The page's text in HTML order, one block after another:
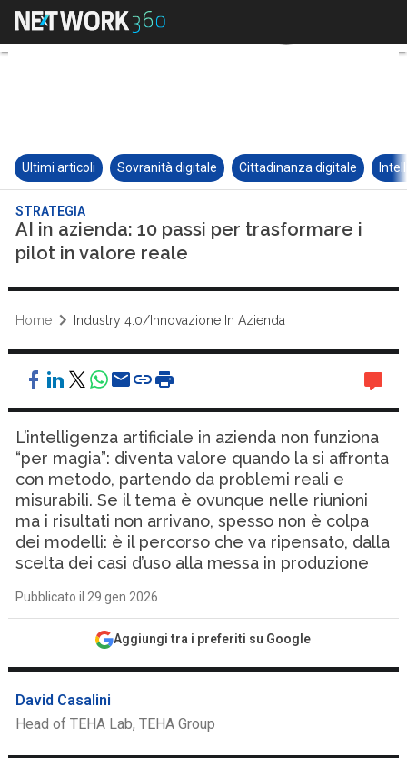
Ultimi articoli Sovranità digitale Cittadinanza digitale
STRATEGIA
AI in azienda: 10 passi per trasformare i
pilot in valore reale
Home Industry 4.0/Innovazione In Azienda
L’intelligenza artificiale in azienda non funziona
“per magia”: diventa valore quando la si affronta
con metodo, partendo da problemi reali e
misurabili. Se il tema è ovunque nelle riunioni
ma i risultati non arrivano, spesso non è colpa
dei modelli: è il percorso che va ripensato, dalla
scelta dei casi d’uso alla messa in produzione
Pubblicato il 29 gen 2026
Aggiungi tra i preferiti su Google
David Casalini
Head of TEHA Lab, TEHA Group